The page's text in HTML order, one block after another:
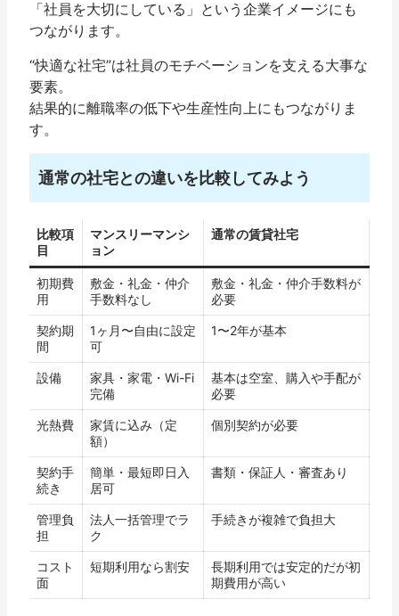
「社員を大切にしている」という企業イメージにも
つながります。
“快適な社宅”は社員のモチベーションを支える大事な
要素。
結果的に離職率の低下や生産性向上にもつながりま
す。
通常の社宅との違いを比較してみよう
比較項
目
マンスリーマンシ
ョン
通常の賃貸社宅
初期費
用
敷金・礼金・仲介
手数料なし
敷金・礼金・仲介手数料が
必要
契約期
間
1ヶ月〜自由に設定
可
1〜2年が基本
設備
家具・家電・Wi-Fi
完備
基本は空室、購入や手配が
必要
光熱費
家賃に込み（定
額）
個別契約が必要
契約手
続き
簡単・最短即日入
居可
書類・保証人・審査あり
管理負
担
法人一括管理でラ
ク
手続きが複雑で負担大
コスト
面
短期利用なら割安
長期利用では安定的だが初
期費用が高い